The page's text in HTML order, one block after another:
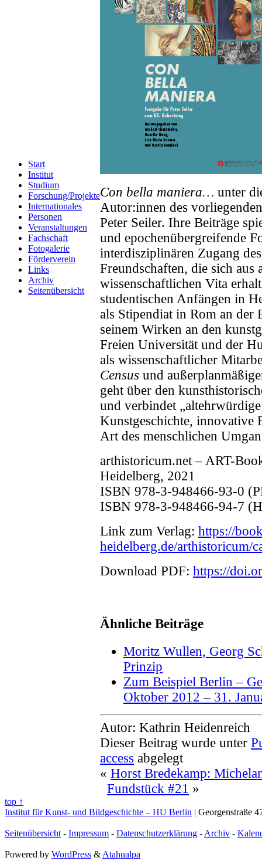
Start
Institut
Studium
Forschung/Projekte
Internationales
Personen
Veranstaltungen
Fachschaft
Fotogalerie
Förderverein
Links
Archiv
Seitenübersicht
Con bella maniera… unter
Autor:innen des
Peter Seiler. Ihre Beiträge
und epochenübergreifende
interdisziplinären Zugang
Freundschaften, die sich aus
wissenschaftlichen Vita
studentischen Anfängen in
als Stipendiat in Rom an der
seinem Wirken an den
Freien Universität und der
als wissenschaftlicher
Census und
geht über den
und verbindet
Kunstgeschichte, innovative
Art des menschlichen
arthistoricum.net – ART-
Heidelberg, 2021
ISBN 978-3-948466-93-0
ISBN 978-3-948466-94-7
Link zum Verlag: https://
heidelberg.de/arthistoricum/
Download PDF: https://
Ähnliche Beiträge
Moritz Wullen, Georg
Prinzip
Zum Beispiel Berlin –
Oktober 2012 – 31.
Autor: Kathrin Heidenreich
Dieser Beitrag wurde unter
access abgelegt
« Horst Bredekamp:
Fundstück #21 »
top ↑
Institut für Kunst- und Bildgeschichte – HU Berlin | Georgenstraße
Seitenübersicht - Impressum - Datenschutzerklärung - Archiv -
Powered by WordPress & Atahualpa